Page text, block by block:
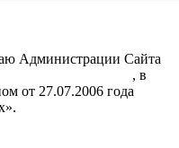
Администрации Сайта
, в
от 27.07.2006 года